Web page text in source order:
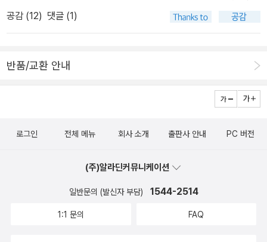
갔다>라는 책도 상당히 좋았기 때문에 신간평가단에 그의 소설이 선
택된다면 미루지 않고 읽을 수 있겠다. '그로테스크한 디스토피아'를
그린 소설이라니, 그 의미를 제대로 파악할 수는 없겠지만, 그의 시선
드상(현,코스타상)을 수상한 기념비적인 데뷔작으로, 잉글랜드 요크
셔 지역을 배경으로 4대에 걸친 방대한 가족사를 정교하게 재구성한
책이다. 소설속에서 영국적 정취를 느낄수 있는 책이라 하니 꼭 읽어
폴 하딩의 두번째 작품 <에논>이 출간되었다. <팅커스>의 주인공 조
랜드의 아름다운 풍광을 배경으로 크로스비 집안의 사연을 말하는 책
이다. 기대되는 작품. 조조 모예스의 신작.어떻게 하다보니 우리
작도 읽어주어야 할 것 같은 느낌이 든다.더군다나 내용도 전쟁과 사
공감 (12) 댓글 (1)
반품/교환 안내
로그인 전체 메뉴 회사 소개 출판사 안내 PC 버전
(주)알라딘커뮤니케이션
일반문의 (발신자 부담) 1544-2514
1:1 문의 FAQ